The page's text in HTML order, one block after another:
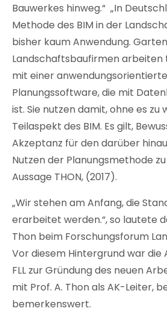
Bauwerkes hinweg.“ „In
Methode des BIM in der
bisher kaum Anwendung.
Landschaftsbaufirmen arbeiten
mit einer
Planungssoftware, die mit
ist. Sie nutzen damit, ohne es zu
Teilaspekt des BIM. Es gilt,
Akzeptanz für den darüber
Nutzen der Planungsmethode
Aussage THON, (2017).
„Wir stehen am Anfang, die
erarbeitet werden.“, so lautete
Thon beim Forschungsforum
Vor diesem Hintergrund war die
FLL zur Gründung des neuen
mit Prof. A. Thon als AK-Leiter,
bemerkenswert.